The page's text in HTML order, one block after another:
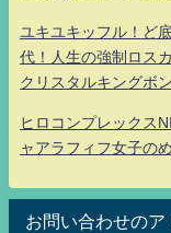
ユキユキッフル！ど
代！人生の強制ロス
クリスタルキングボ
ヒロコンプレックス
ャアラフィフ女子の
お問い合わせのア